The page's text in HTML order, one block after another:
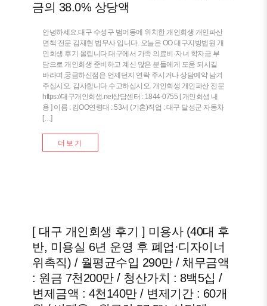
금의 38.0% 상당액
안녕하세요.대구 수성구 범어동에 위치한 개인회생 개인파산
면책 전문 김재현 법무사 입니다. 오늘은 OO 대구지방법원 개
인회생 후기 올립니다.대구에서 가족 의료비·자녀 학자금 부
담으로 개인회생 준비하고 계신 많은 분들에게 도움 되시길
바라며,궁금하신점은 언제던지 연락 주시거나 상담예약 남겨
주십시오. 감사합니다.수고하십시오. 개인회생 개인파산 전문
https://대구개인회생.net상담센터 : 1844-0755 [ 개인회생 내
용 ] 이름 : 김OO연령대 : 53세 (기혼)직업 : 대구 달성군 자동차
[…]
더보기
[ 대구 개인회생 후기 ] 미용사 (40대 후
반, 미용실 6년 운영 후 폐업·디자이너
위촉직) / 월평균수입 290만 / 채무금액
: 원금 7천200만 / 청산가치 : 8백5십 /
변제금액 : 4천140만 / 변제기간 : 60개